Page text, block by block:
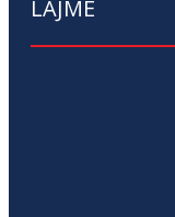
LAJME